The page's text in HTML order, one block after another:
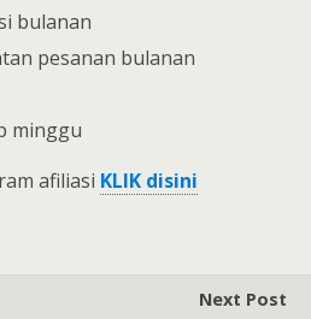
bulanan
pesanan bulanan
minggu
afiliasi KLIK disini
Next Post